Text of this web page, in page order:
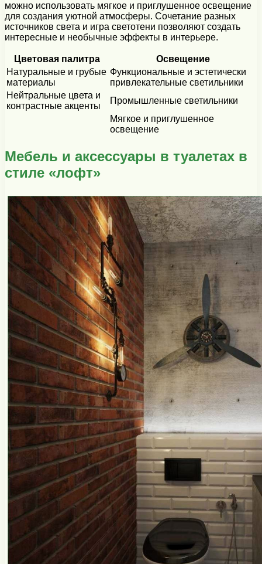
можно использовать мягкое и приглушенное освещение
для создания уютной атмосферы. Сочетание разных
источников света и игра светотени позволяют создать
интересные и необычные эффекты в интерьере.
Цветовая палитра
Освещение
Натуральные и грубые
материалы
Функциональные и эстетически
привлекательные светильники
Нейтральные цвета и
контрастные акценты
Промышленные светильники
Мягкое и приглушенное
освещение
Мебель и аксессуары в туалетах в
стиле «лофт»